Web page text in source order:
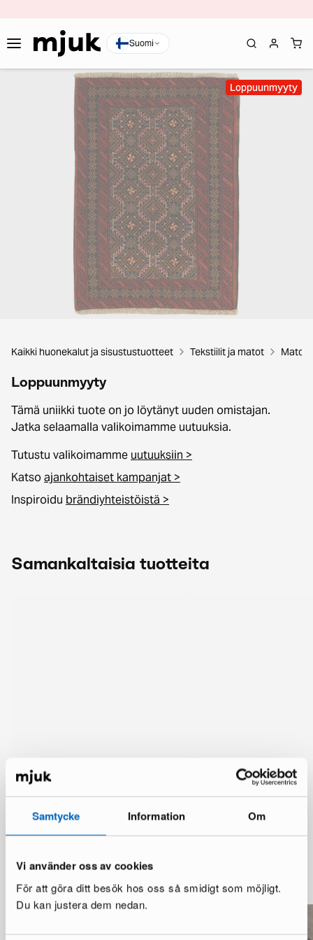
Samtycke Information Om
Vi använder oss av cookies
För att göra ditt besök hos oss så smidigt som möjligt.
Du kan justera dem nedan.
Suomi
Loppuunmyyty
Kaikki huonekalut ja sisustustuotteet Tekstiilit ja matot Matot
Loppuunmyyty
Tämä uniikki tuote on jo löytänyt uuden omistajan.
Jatka selaamalla valikoimamme uutuuksia.
Tutustu valikoimamme uutuuksiin >
Katsoajankohtaiset kampanjat >
Inspiroidu brändiyhteistöistä >
Samankaltaisia tuotteita